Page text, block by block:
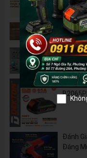
Không
Tủ
Nghiệp
🔋 Đột
B42M –
Nhiên
Pin
Đánh
Đáng